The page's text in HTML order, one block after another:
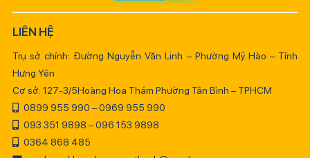
LIÊN HỆ
Trụ sở chính: Đường Nguyễn Văn Linh – Phường Mỹ Hào – Tỉnh
Hưng Yên
Cơ sở: 127-3/5Hoàng Hoa Thám Phường Tân Bình – TPHCM
0899 955 990 – 0969 955 990
093 351 9898 – 096 153 9898
0364 868 485